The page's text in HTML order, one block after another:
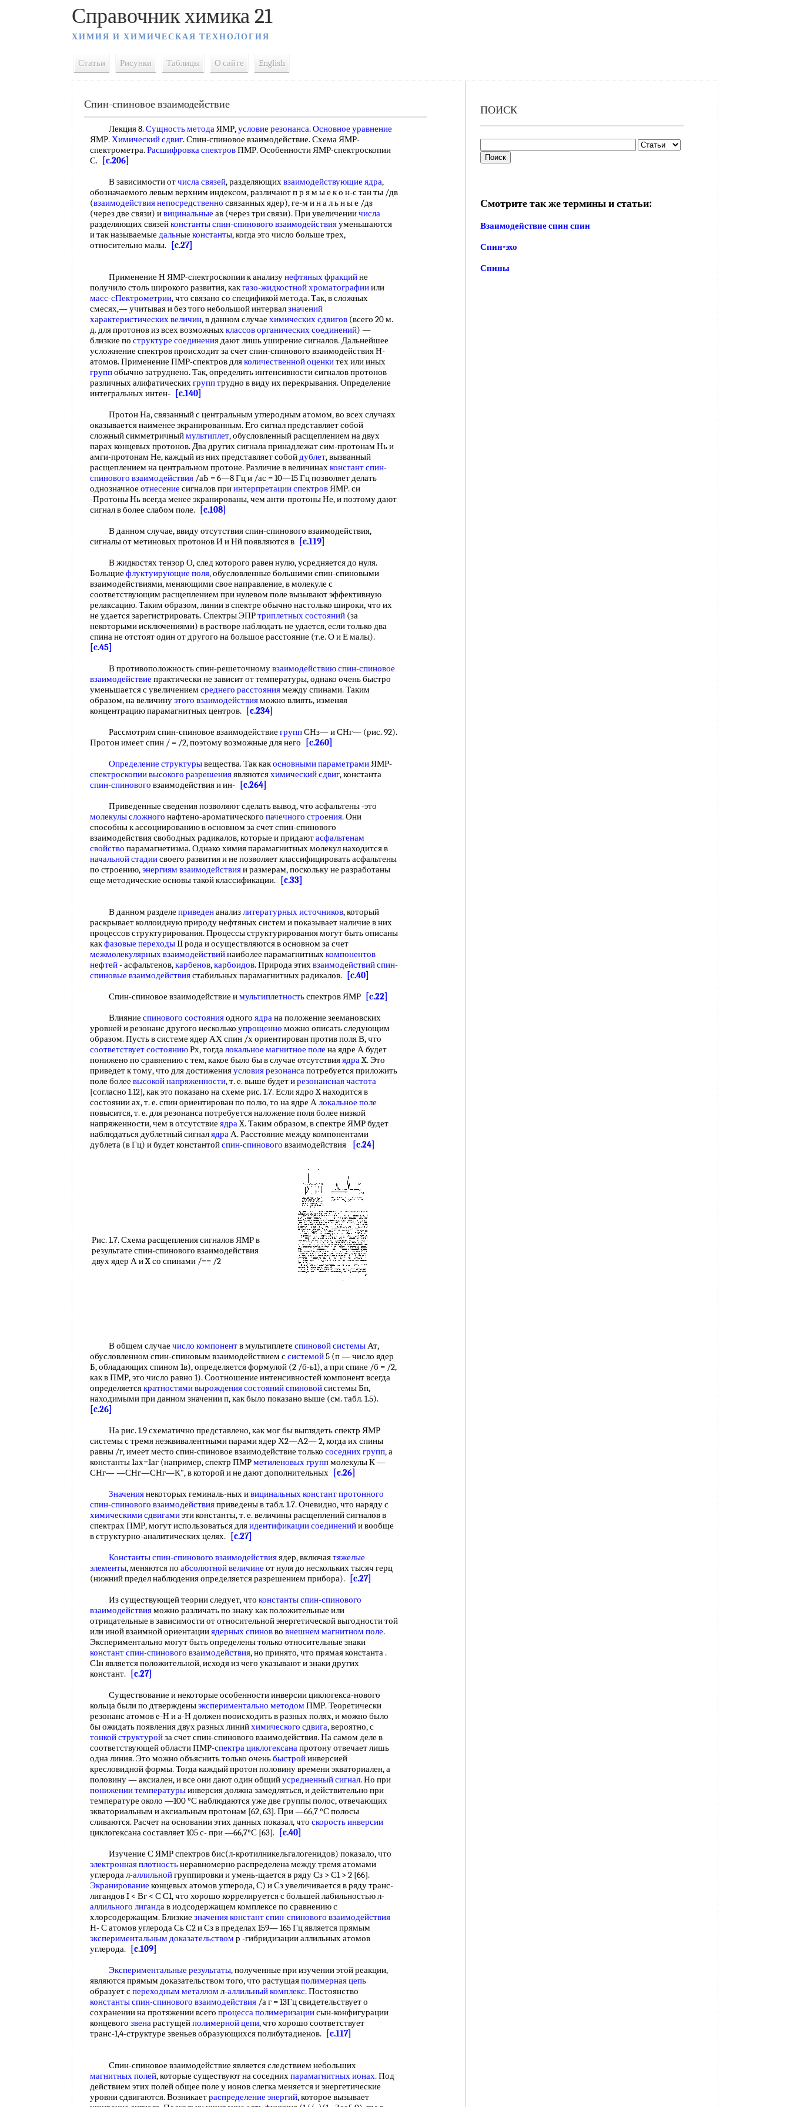
Справочник химика 21
ХИМИЯ И ХИМИЧЕСКАЯ ТЕХНОЛОГИЯ
Статьи Рисунки Таблицы О сайте English
Спин-спиновое взаимодействие
Лекция 8.Сущность методаЯМР,условие резонанса.Основное уравнение
ЯМР.Химический сдвиг. Спин-спиновое взаимодействие. Схема ЯМР-
спектрометра.Расшифровка спектровПМР. Особенности ЯМР-спектроскопии
С.
[c.206]
В зависимости отчисла связей, разделяющихвзаимодействующие ядра,
обозначаемого левым верхним индексом, различают п р я м ы е к о н-с тан ты /дв
(взаимодействия непосредственно связанных ядер), ге-м и н а л ь н ы е /дs
(через две связи) ивицинальные ав (через три связи). При увеличениичисла
разделяющих связейконстанты спин-спинового взаимодействияуменьшаются
и так называемые дальные константы, когда это число больше трех,
относительно малы.
[c.27]
Применение Н ЯМР-спектроскопии к анализунефтяных фракцийне
получило столь широкого развития, какгазо-жидкостной хроматографииили
масс-сПектрометрии, что связано со спецификой метода. Так, в сложных
смесях,— учитывая и без того небольшой интервалзначений
характеристических величин, в данном случае химических сдвигов (всего 20 м.
д. для протонов из всех возможныхклассов органических соединений) —
близкие по структуре соединениядают лишь уширение сигналов. Дальнейшее
усложнение спектров происходит за счет спин-спинового взаимодействия Н-
атомов. Применение ПМР-спектров дляколичественной оценкитех или иных
группобычно затруднено. Так, определить интенсивности сигналов протонов
различных алифатическихгрупптрудно в виду их перекрывания. Определение
интегральных интен-
[c.140]
Протон На, связанный с центральным углеродным атомом, во всех случаях
оказывается наименее экранированным. Его сигнал представляет собой
сложный симметричныймультиплет, обусловленный расщеплением на двух
парах концевых протонов. Два других сигнала принадлежат сим-протонам Нь и
амги-протонам Не, каждый из них представляет собойдублет, вызванный
расщеплением на центральном протоне. Различие в величинахконстант спин-
спинового взаимодействия /аЬ = 6—8 Гц и /ас = 10—15 Гц позволяет делать
однозначное отнесение сигналов приинтерпретации спектровЯМР. си
-Протоны Нь всегда менее экранированы, чем анти-протоны Не, и поэтому дают
сигнал в более слабом поле.
[c.108]
В данном случае, ввиду отсутствия спин-спинового взаимодействия,
сигналы от метиновых протонов И и Нй появляются в
[c.119]
В жидкостях тензор О, след которого равен нулю, усредняется до нуля.
Больщие флуктуирующие поля, обусловленные большими спин-спиновыми
взаимодействиями, меняющими свое направление, в молекуле с
соответствующим расщеплением при нулевом поле вызывают эффективную
релаксацию. Таким образом, линии в спектре обычно настолько широки, что их
не удается зарегистрировать. Спектры ЭПРтриплетных состояний (за
некоторыми исключениями) в растворе наблюдать не удается, если только два
спина не отстоят один от другого на большое расстояние (т.е. О и Е малы).
[c.45]
В противоположность спин-решеточномувзаимодействию спин-спиновое
взаимодействие практически не зависит от температуры, однако очень быстро
уменьшается с увеличением среднего расстояниямежду спинами. Таким
образом, на величинуэтого взаимодействияможно влиять, изменяя
концентрацию парамагнитных центров.
[c.234]
Рассмотрим спин-спиновое взаимодействие группСНз— и СНг— (рис. 92).
Протон имеет спин / = /2, поэтому возможные для него
[c.260]
Определение структурывещества. Так какосновными параметрамиЯМР-
спектроскопии высокого разрешенияявляютсяхимический сдвиг, константа
спин-спинового взаимодействия и ин-
[c.264]
Приведенные сведения позволяют сделать вывод, что асфальтены -это
молекулы сложного нафтено-ароматического пачечного строения. Они
способны к ассоциированию в основном за счет спин-спинового
взаимодействия свободных радикалов, которые и придаютасфальтенам
свойство парамагнетизма. Однако химия парамагнитных молекул находится в
начальной стадиисвоего развития и не позволяет классифицировать асфальтены
по строению,энергиям взаимодействияи размерам, поскольку не разработаны
еще методические основы такой классификации.
[c.33]
В данном разделе приведенанализлитературных источников, который
раскрывает коллоидную природу нефтяных систем и показывает наличие в них
процессов структурирования. Процессы структурирования могут быть описаны
какфазовые переходыII рода и осуществляются в основном за счет
межмолекулярных взаимодействийнаиболее парамагнитныхкомпонентов
нефтей- асфальтенов,карбенов,карбоидов. Природа этихвзаимодействий спин-
спиновые взаимодействиястабильных парамагнитных радикалов.
[c.40]
Спин-спиновое взаимодействие имультиплетностьспектров ЯМР
[c.22]
Влияние спинового состоянияодного ядрана положение зеемановских
уровней и резонанс другого несколько упрощенно можно описать следующим
образом. Пусть в системе ядер АХ спин /х ориентирован против поля В, что
соответствует состояниюРх, тогдалокальное магнитное поле на ядре А будет
понижено по сравнению с тем, какое было бы в случае отсутствияядраX. Это
приведет к тому, что для достиженияусловия резонансапотребуется приложить
поле более высокой напряженности, т. е. выше будет ирезонансная частота
[согласно 1.12], как это показано на схеме рис. 1.7. Если ядро X находится в
состоянии ах, т. е. спин ориентирован по полю, то на ядре Алокальное поле
повысится, т. е. для резонанса потребуется наложение поля более низкой
напряженности, чем в отсутствие ядраX. Таким образом, в спектре ЯМР будет
наблюдаться дублетный сигналядраА. Расстояние между компонентами
дублета (в Гц) и будет константойспин-спинового взаимодействия [c.24]
Рис. 1.7. Схема расщепления сигналов ЯМР в
результате спин-спинового взаимодействия
двух ядер А и X со спинами /== /2
В общем случае число компонентв мультиплете спиновой системыАт,
обусловленном спин-спиновым взаимодействием ссистемой5 (п — число ядер
Б, обладающих спином 1в), определяется формулой (2 /б-ь1), а при спине /б = /2,
как в ПМР, это число равно 1). Соотношение интенсивностей компонент всегда
определяетсякратностями вырождениясостояний спиновойсистемы Бп,
находимыми при данном значении п, как было показано выше (см. табл. 1.5).
[c.26]
На рис. 1.9 схематично представлено, как мог бы выглядеть спектр ЯМР
системы с тремя неэквивалентными парами ядер Х2—А2— 2, когда их спины
равны /г, имеет место спин-спиновое взаимодействие только соседних групп, а
константы 1ах=1аг (например, спектр ПМРметиленовых группмолекулы К —
СНг— —СНг—СНг—К", в которой и не дают дополнительных
[c.26]
Значениянекоторых геминаль-ных ивицинальныхконстант протонного
спин-спинового взаимодействияприведены в табл. 1.7. Очевидно, что наряду с
химическими сдвигамиэти константы, т. е. величины расщеплений сигналов в
спектрах ПМР, могут использоваться дляидентификации соединенийи вообще
в структурно-аналитических целях.
[c.27]
Константы спин-спинового взаимодействияядер, включаятяжелые
элементы, меняются по абсолютной величине от нуля до нескольких тысяч герц
(нижний предел наблюдения определяется разрешением прибора).
[c.27]
Из существующей теории следует, что константы спин-спинового
взаимодействияможно различать по знаку как положительные или
отрицательные в зависимости от относительной энергетической выгодности той
или иной взаимной ориентацииядерных спиновво внешнем магнитном поле.
Экспериментально могут быть определены только относительные знаки
констант спин-спинового взаимодействия, но принято, что прямая константа .
С1н является положительной, исходя из чего указывают и знаки других
констант.
[c.27]
Существование и некоторые особенности инверсии циклогекса-нового
кольца были по дтвержденыэкспериментально методом ПМР. Теоретически
резонанс атомов е-Н и а-Н должен пооисходить в разных полях, и можно было
бы ожидать появления двух разных линийхимического сдвига, вероятно, с
тонкойструктуройза счет спин-спинового взаимодействия. На самом деле в
соответствующей области ПМР-спектра циклогексанапротону отвечает лишь
одна линия. Это можно объяснить только оченьбыстройинверсией
кресловидной формы. Тогда каждый протон половину времени экваториален, а
половину — аксиален, и все они дают один общийусредненный сигнал. Но при
понижении температурыинверсия должна замедляться, и действительно при
температуре около —100 °С наблюдаются уже две группы полос, отвечающих
экваториальным и аксиальным протонам [62, 63]. При —66,7 °С полосы
сливаются. Расчет на основании этих данных показал, что скорость инверсии
циклогексана составляет 105 с- при —66,7°С [63].
[c.40]
Изучение С ЯМР спектров бис(л-кротилникельгалогенидов) показало, что
электронная плотностьнеравномерно распределена между тремя атомами
углерода л-аллильнойгруппировки и умень-щается в ряду Сз > С1 > 2 [66].
Экранирование концевых атомов углерода, С) и Сз увеличивается в ряду транс-
лигандов I < Вг < С С1, что хорошо коррелируется с большей лабильностью л-
аллильного лигандав иодсодержащем комплексе по сравнению с
хлорсодержащим. Близкие значенияконстант спин-спинового взаимодействия
Н- С атомов углерода Сь С2 и Сз в пределах 159— 165 Гц является прямым
экспериментальным доказательством р -гибридизации аллильных атомов
углерода.
[c.109]
Экспериментальные результаты, полученные при изучении этой реакции,
являются прямым доказательством того, что растущаяполимерная цепь
образует спереходным металлом л-аллильный комплекс. Постоянство
константы спин-спинового взаимодействия /а г = 13Гц свидетельствует о
сохранении на протяжении всего процесса полимеризациисын-конфигурации
концевого звенарастущейполимерной цепи, что хорошо соответствует
транс-1,4-структуре звеньев образующихся полибутадиенов.
[c.117]
Спин-спиновое взаимодействие является следствием небольших
магнитных полей, которые существуют на соседнихпарамагнитных ионах. Под
действием этих полей общее поле у ионов слегка меняется и энергетические
уровни сдвигаются. Возникаетраспределение энергий, которое вызывает
ПОИСК
Смотрите так же термины и статьи:
Взаимодействие спин спин
Спин-эхо
Спины